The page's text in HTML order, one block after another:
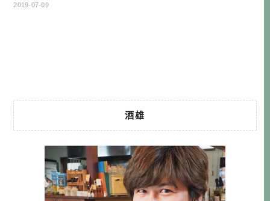
「麺」的稱呼。話雖如此，卻還有「中華そば」、「沖縄そ
2019-07-09
酒雄